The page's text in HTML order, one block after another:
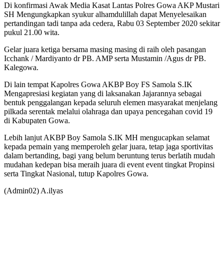
Di konfirmasi Awak Media Kasat Lantas Polres Gowa AKP Mustari
SH Mengungkapkan syukur alhamdulillah dapat Menyelesaikan
pertandingan tadi tanpa ada cedera, Rabu 03 September 2020 sekitar
pukul 21.00 wita.
Gelar juara ketiga bersama masing masing di raih oleh pasangan
Icchank / Mardiyanto dr PB. AMP serta Mustamin /Agus dr PB.
Kalegowa.
Di lain tempat Kapolres Gowa AKBP Boy FS Samola S.IK
Mengapresiasi kegiatan yang di laksanakan Jajarannya sebagai
bentuk penggalangan kepada seluruh elemen masyarakat menjelang
pilkada serentak melalui olahraga dan upaya pencegahan covid 19
di Kabupaten Gowa.
Lebih lanjut AKBP Boy Samola S.IK MH mengucapkan selamat
kepada pemain yang memperoleh gelar juara, tetap jaga sportivitas
dalam bertanding, bagi yang belum beruntung terus berlatih mudah
mudahan kedepan bisa meraih juara di event event tingkat Propinsi
serta Tingkat Nasional, tutup Kapolres Gowa.
(Admin02) A.ilyas